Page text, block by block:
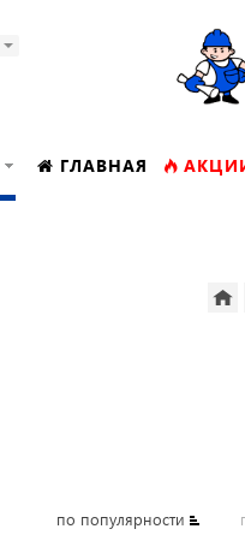
ГЛАВНАЯ
по популярности